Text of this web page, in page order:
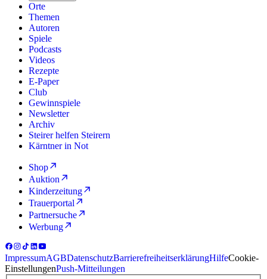
Orte
Themen
Autoren
Spiele
Podcasts
Videos
Rezepte
E-Paper
Club
Gewinnspiele
Newsletter
Archiv
Steirer helfen Steirern
Kärntner in Not
Shop
Auktion
Kinderzeitung
Trauerportal
Partnersuche
Werbung
ImpressumAGBDatenschutzBarrierefreiheitserklärungHilfeCookie-
EinstellungenPush-Mitteilungen